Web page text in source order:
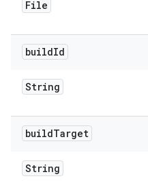
File
buildId
String
buildTarget
String